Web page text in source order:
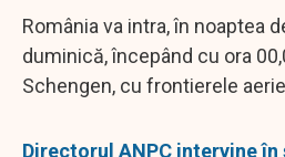
România va intra, în noaptea
duminică, începând cu ora
Schengen, cu frontierele
Directorul ANPC intervine